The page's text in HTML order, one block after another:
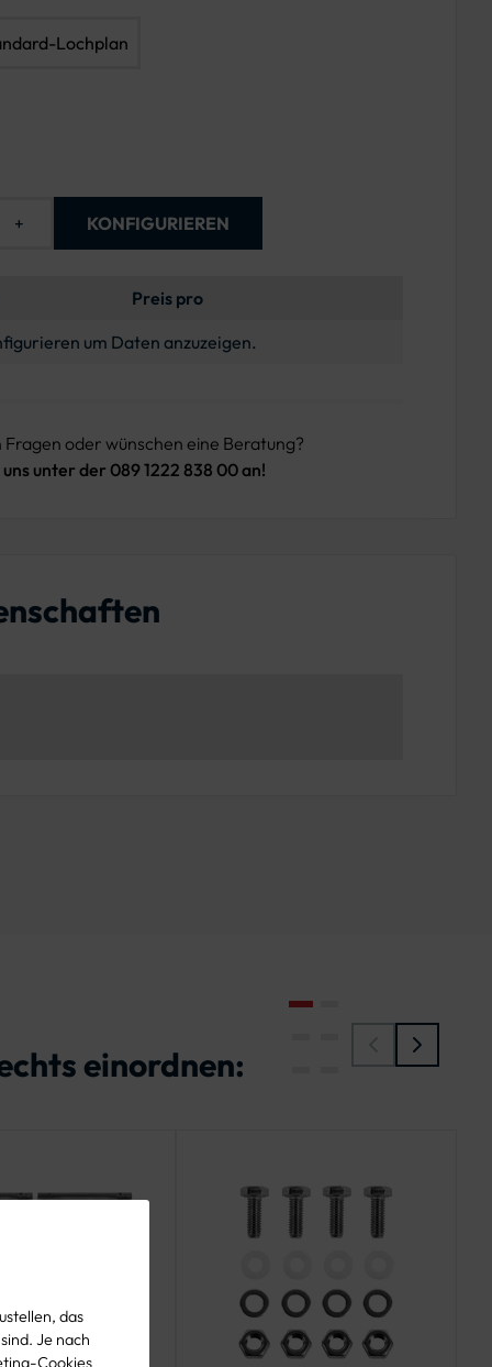
das
Je nach
Cookies
Lochplan
+ KONFIGURIEREN
Preis pro
um Daten anzuzeigen.
Fragen oder wünschen eine Beratung?
uns unter der 089 1222 838 00 an!
einordnen: